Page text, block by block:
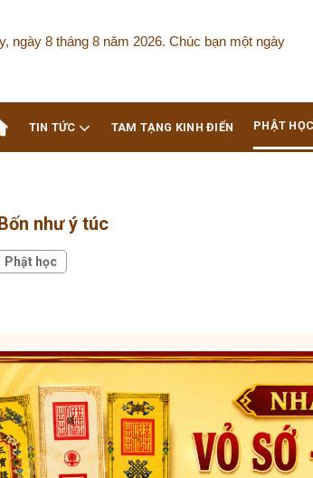
ngày 8 tháng 8 năm 2026. Chúc bạn một ngày
TIN TỨC TAM TẠNG KINH ĐIỂN PHẬT HỌC
như ý túc
Phật học